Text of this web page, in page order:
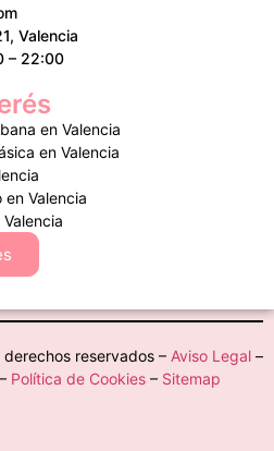
Valencia
– 22:00
en Valencia
en Valencia
Valencia
reservados – Aviso Legal–
– Política de Cookies – Sitemap